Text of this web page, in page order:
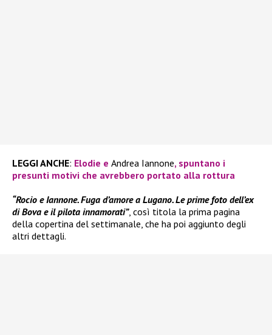
LEGGI ANCHE: Elodie e Andrea Iannone, spuntano i
presunti motivi che avrebbero portato alla rottura
“Rocio e Iannone. Fuga d’amore a Lugano. Le prime foto dell’ex
di Bova e il pilota innamorati”, così titola la prima pagina
della copertina del settimanale, che ha poi aggiunto degli
altri dettagli.